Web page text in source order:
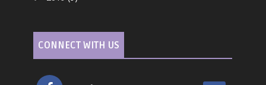
CONNECT WITH US